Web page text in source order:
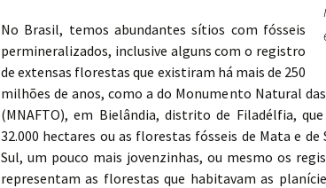
No Brasil, temos abundantes sítios com fósseis
permineralizados, inclusive alguns com o registro
de extensas florestas que existiram há mais de 250
milhões de anos, como a do Monumento Natural
(MNAFTO), em Bielândia, distrito de Filadélfia,
32.000 hectares ou as florestas fósseis de Mata e de
Sul, um pouco mais jovenzinhas, ou mesmo os
representam as florestas que habitavam as